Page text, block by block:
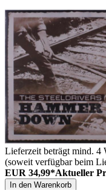
Lieferzeit beträgt mind. 4
(soweit verfügbar beim
EUR 34,99*Aktueller
In den Warenkorb